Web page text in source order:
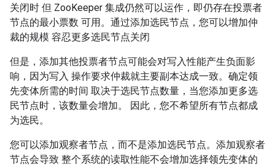
关闭时 但 ZooKeeper 集成仍然可以运作，即仍存在投票者
节点的最小票数 可用。通过添加选民节点，您可以增加仲
裁的规模 容忍更多选民节点关闭
但是，添加其他投票者节点可能会对写入性能产生负面影
响，因为写入 操作要求仲裁就主要副本达成一致。确定领
先变体所需的时间 取决于选民节点数量，当您添加更多选
民节点时，该数量会增加。 因此，您不希望所有节点都成
为选民。
您可以添加观察者节点，而不是添加选民节点。添加观察者
节点会导致 整个系统的读取性能不会增加选择领先变体的